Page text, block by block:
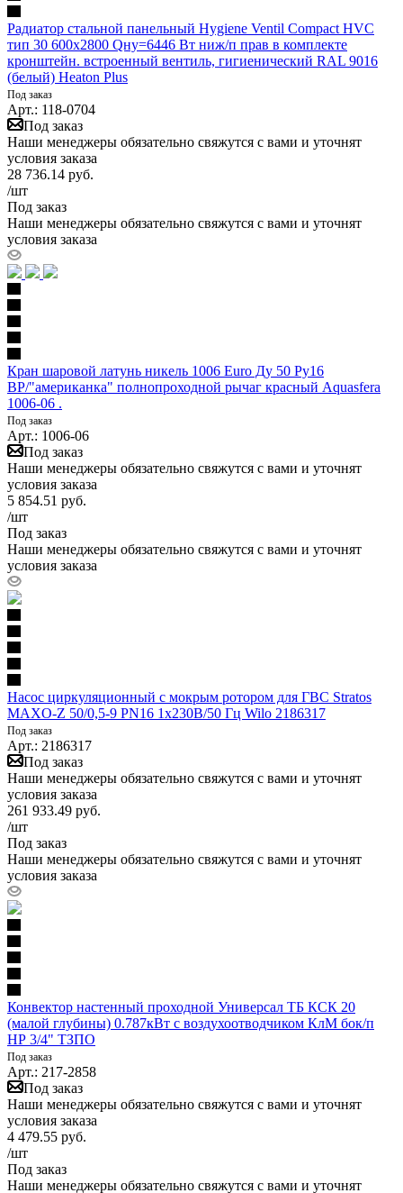
Радиатор стальной панельный Hygiene Ventil Compact HVC
тип 30 600х2800 Qну=6446 Вт ниж/п прав в комплекте
кронштейн. встроенный вентиль, гигиенический RAL 9016
(белый) Heaton Plus
Под заказ
Арт.: 118-0704
Под заказ
Наши менеджеры обязательно свяжутся с вами и уточнят
условия заказа
28 736.14 руб.
/шт
Под заказ
Наши менеджеры обязательно свяжутся с вами и уточнят
условия заказа
Кран шаровой латунь никель 1006 Euro Ду 50 Ру16
ВР/"американка" полнопроходной рычаг красный Aquasfera
1006-06 .
Под заказ
Арт.: 1006-06
Под заказ
Наши менеджеры обязательно свяжутся с вами и уточнят
условия заказа
5 854.51 руб.
/шт
Под заказ
Наши менеджеры обязательно свяжутся с вами и уточнят
условия заказа
Насос циркуляционный с мокрым ротором для ГВС Stratos
MAXO-Z 50/0,5-9 PN16 1х230В/50 Гц Wilo 2186317
Под заказ
Арт.: 2186317
Под заказ
Наши менеджеры обязательно свяжутся с вами и уточнят
условия заказа
261 933.49 руб.
/шт
Под заказ
Наши менеджеры обязательно свяжутся с вами и уточнят
условия заказа
Конвектор настенный проходной Универсал ТБ КСК 20
(малой глубины) 0.787кВт с воздухоотводчиком КлМ бок/п
НР 3/4" ТЗПО
Под заказ
Арт.: 217-2858
Под заказ
Наши менеджеры обязательно свяжутся с вами и уточнят
условия заказа
4 479.55 руб.
/шт
Под заказ
Наши менеджеры обязательно свяжутся с вами и уточнят